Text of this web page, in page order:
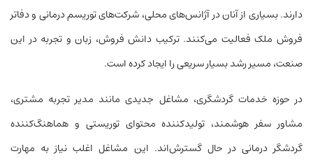
دارند. بسیاری از آنان در آژانس‌های محلی، شرکت‌های توریسم درمانی و دفاتر
فروش ملک فعالیت می‌کنند. ترکیب دانش فروش، زبان و تجربه در این
صنعت، مسیر رشد بسیار سریعی را ایجاد کرده است.
در حوزه خدمات گردشگری، مشاغل جدیدی مانند مدیر تجربه مشتری،
مشاور سفر هوشمند، تولیدکننده محتوای توریستی و هماهنگ‌کننده
گردشگر درمانی در حال گسترش‌اند. این مشاغل اغلب نیاز به مهارت